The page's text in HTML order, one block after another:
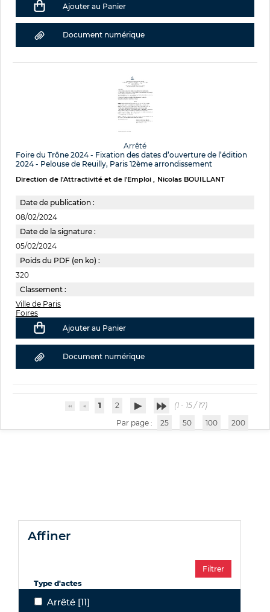
Ajouter au Panier
Document numérique
Arrêté
Foire du Trône 2024 - Fixation des dates d’ouverture de l’édition
2024 - Pelouse de Reuilly, Paris 12ème arrondissement
Direction de l'Attractivité et de l'Emploi Nicolas BOUILLANT
Date de publication :
08/02/2024
Date de la signature :
05/02/2024
Poids du PDF (en ko) :
320
Classement :
Ville de Paris
Foires
Ajouter au Panier
Document numérique
1 2
(1 - 15 / 17)
Par page :
25 50 100 200
affiner
Type d'actes
ArrêtéArrêté [11]